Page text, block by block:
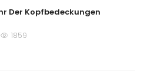
Der Kopfbedeckungen
1859